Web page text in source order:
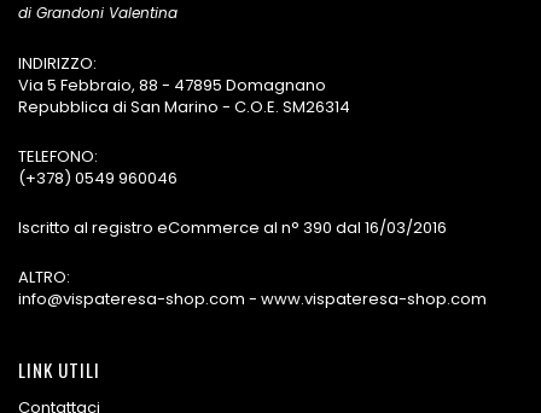
di Grandoni Valentina
INDIRIZZO:
Via 5 Febbraio, 88 - 47895 Domagnano
Repubblica di San Marino - C.O.E. SM26314
TELEFONO:
(+378) 0549 960046
Iscritto al registro eCommerce al n° 390 dal 16/03/2016
ALTRO:
info@vispateresa-shop.com - www.vispateresa-shop.com
LINK UTILI
Contattaci